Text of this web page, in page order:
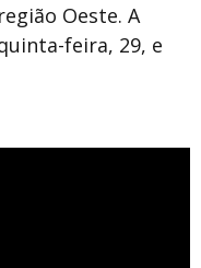
Oeste. A
feira, 29, e